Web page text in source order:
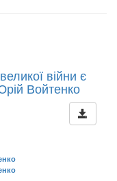
війни є
Войтенко